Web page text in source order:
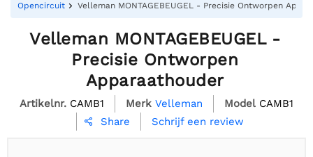
Opencircuit Velleman MONTAGEBEUGEL - Precisie Ontworpen
Velleman MONTAGEBEUGEL -
Precisie Ontworpen
Apparaathouder
Artikelnr. CAMB1 Merk Velleman Model CAMB1
 Share Schrijf een review